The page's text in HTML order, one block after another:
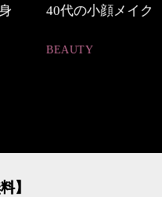
代の小顔メイク
】